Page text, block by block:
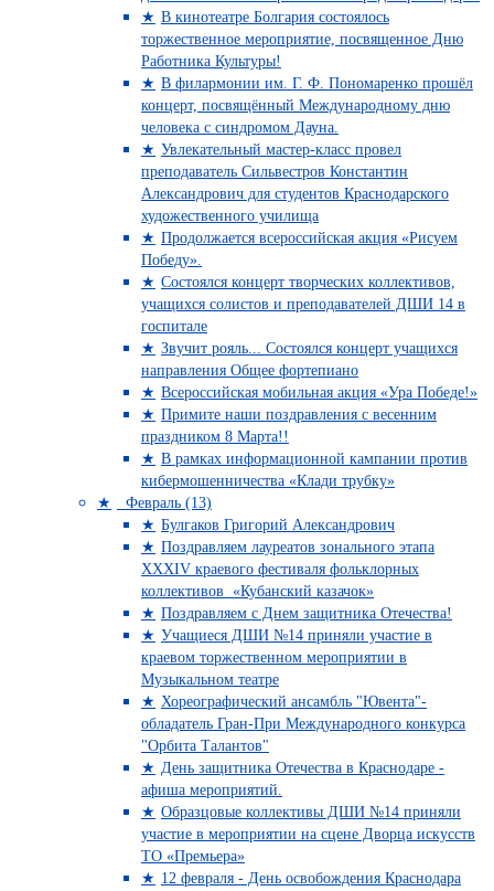
В кинотеатре Болгария состоялось
торжественное мероприятие, посвященное Дню
Работника Культуры!
В филармонии им. Г. Ф. Пономаренко прошёл
концерт, посвящённый Международному дню
человека с синдромом Дауна.
Увлекательный мастер-класс провел
преподаватель Сильвестров Константин
Александрович для студентов Краснодарского
художественного училища
Продолжается всероссийская акция «Рисуем
Победу».
Состоялся концерт творческих коллективов,
учащихся солистов и преподавателей ДШИ 14 в
госпитале
Звучит рояль... Состоялся концерт учащихся
направления Общее фортепиано
Всероссийская мобильная акция «Ура Победе!»
Примите наши поздравления с весенним
праздником 8 Марта!!
В рамках информационной кампании против
кибермошенничества «Клади трубку»
Февраль (13)
Булгаков Григорий Александрович
Поздравляем лауреатов зонального этапа
XXXIV краевого фестиваля фольклорных
коллективов «Кубанский казачок»
Поздравляем с Днем защитника Отечества!
Учащиеся ДШИ №14 приняли участие в
краевом торжественном мероприятии в
Музыкальном театре
Хореографический ансамбль "Ювента"-
обладатель Гран-При Международного конкурса
"Орбита Талантов"
День защитника Отечества в Краснодаре -
афиша мероприятий.
Образцовые коллективы ДШИ №14 приняли
участие в мероприятии на сцене Дворца искусств
ТО «Премьера»
12 февраля - День освобождения Краснодара